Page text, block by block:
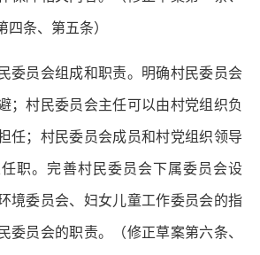
四条、第五条）
委员会组成和职责。 明确村民委员会
；村民委员会主任可以由村党组织负
任；村民委员会成员和村党组织领导
职。完善村民委员会下属委员会设
境委员会、妇女儿童工作委员会的指
委员会的职责。（修正草案第六条、